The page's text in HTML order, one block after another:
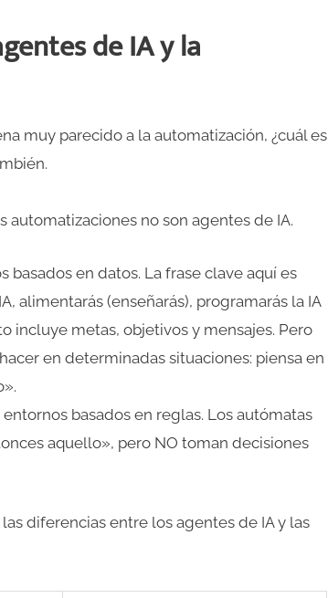
de IA y la
muy parecido a la automatización, ¿cuál es
automatizaciones no son agentes de IA.
en datos. La frase clave aquí es
alimentarás (enseñarás), programarás la IA
incluye metas, objetivos y mensajes. Pero
en determinadas situaciones: piensa en
basados en reglas. Los autómatas
aquello», pero NO toman decisiones
diferencias entre los agentes de IA y las